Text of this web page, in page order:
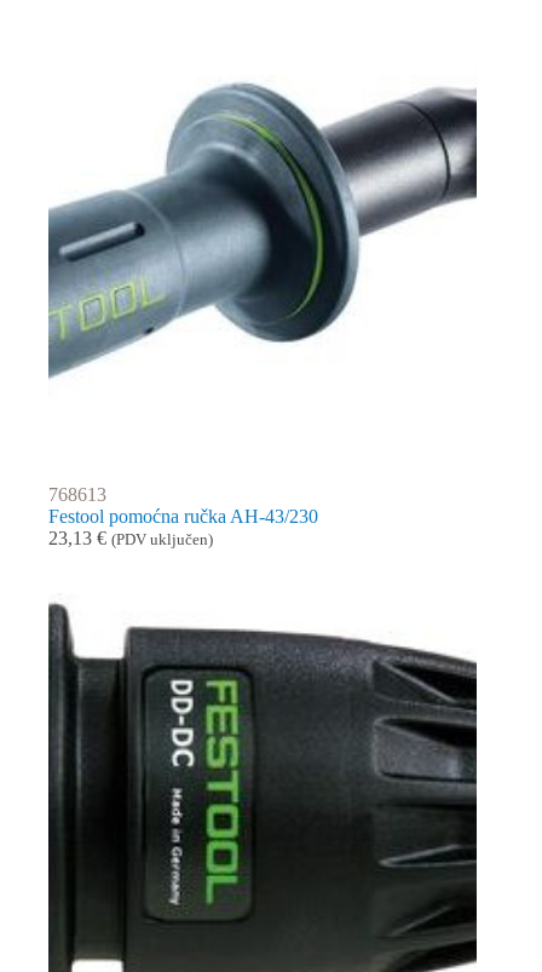
768613
Festool pomoćna ručka AH-43/230
23,13 € (PDV uključen)